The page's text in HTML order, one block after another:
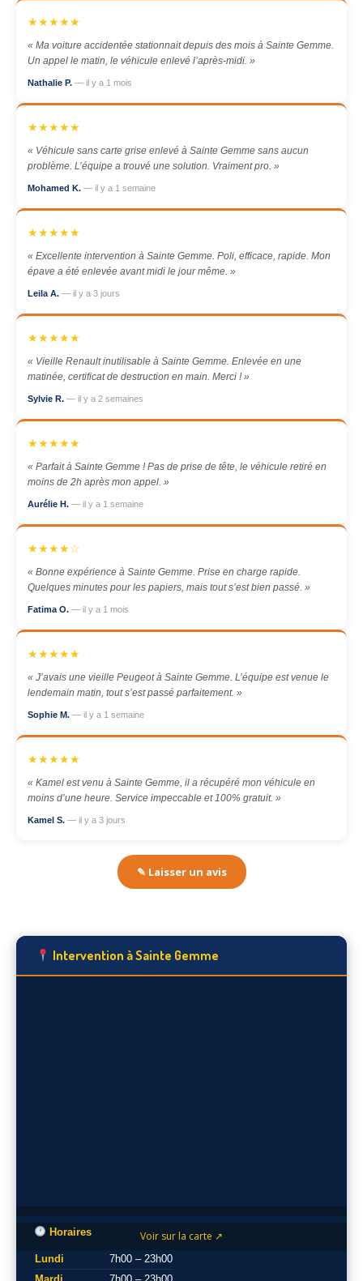
★★★★★
« Ma voiture accidentée stationnait depuis des mois à Sainte Gemme.
Un appel le matin, le véhicule enlevé l’après-midi. »
Nathalie P. — il y a 1 mois
★★★★★
« Véhicule sans carte grise enlevé à Sainte Gemme sans aucun
problème. L’équipe a trouvé une solution. Vraiment pro. »
Mohamed K. — il y a 1 semaine
★★★★★
« Excellente intervention à Sainte Gemme. Poli, efficace, rapide. Mon
épave a été enlevée avant midi le jour même. »
Leila A. — il y a 3 jours
★★★★★
« Vieille Renault inutilisable à Sainte Gemme. Enlevée en une
matinée, certificat de destruction en main. Merci ! »
Sylvie R. — il y a 2 semaines
★★★★★
« Parfait à Sainte Gemme ! Pas de prise de tête, le véhicule retiré en
moins de 2h après mon appel. »
Aurélie H. — il y a 1 semaine
★★★★☆
« Bonne expérience à Sainte Gemme. Prise en charge rapide.
Quelques minutes pour les papiers, mais tout s’est bien passé. »
Fatima O. — il y a 1 mois
★★★★★
« J’avais une vieille Peugeot à Sainte Gemme. L’équipe est venue le
lendemain matin, tout s’est passé parfaitement. »
Sophie M. — il y a 1 semaine
★★★★★
« Kamel est venu à Sainte Gemme, il a récupéré mon véhicule en
moins d’une heure. Service impeccable et 100% gratuit. »
Kamel S. — il y a 3 jours
✎ Laisser un avis
Intervention à Sainte Gemme
Voir sur la carte ↗
Horaires
Lundi
7h00 – 23h00